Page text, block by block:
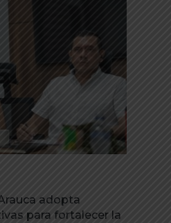
adopta
para fortalecer la